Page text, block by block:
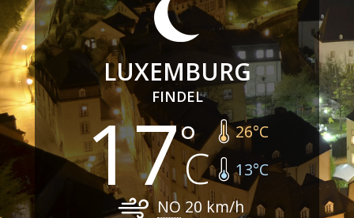
LUXEMBURG
FINDEL
17 26°C
13°C
NO 20 km/h